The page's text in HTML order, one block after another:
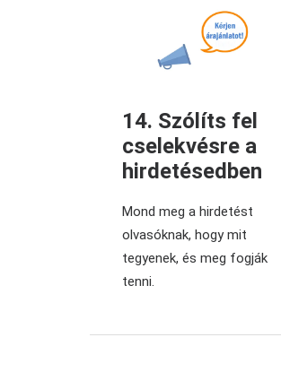
14. Szólíts fel
cselekvésre a
hirdetésedben
Mond meg a hirdetést
olvasóknak, hogy mit
tegyenek, és meg fogják
tenni.